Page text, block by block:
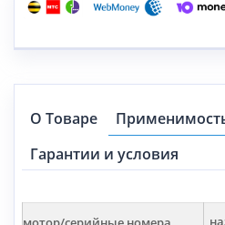
О Товаре
Гарантии и условия